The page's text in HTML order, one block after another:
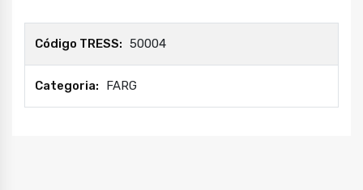
Código TRESS: 50004
Categoria: FARG